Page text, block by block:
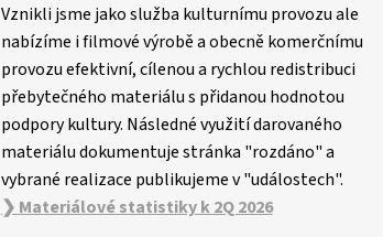
Vznikli jsme jako služba kulturnímu provozu ale
nabízíme i filmové výrobě a obecně komerčnímu
provozu efektivní, cílenou a rychlou redistribuci
přebytečného materiálu s přidanou hodnotou
podpory kultury. Následné využití darovaného
materiálu dokumentuje stránka "rozdáno" a
vybrané realizace publikujeme v "událostech".
❯ Materiálové statistiky k 2Q 2026